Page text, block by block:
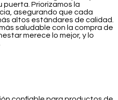
Priorizamos la
asegurando que cada
altos estándares de calidad.
saludable con la compra de
merece lo mejor, y lo